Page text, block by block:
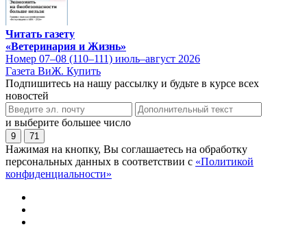
Читать газету
«Ветеринария и Жизнь»
Номер 07–08 (110–111) июль–август 2026
Газета ВиЖ. Купить
Подпишитесь на нашу рассылку и будьте в курсе всех
новостей
и выберите большее число
9 71
Нажимая на кнопку, Вы соглашаетесь на обработку
персональных данных в соответствии с «Политикой
конфиденциальности»